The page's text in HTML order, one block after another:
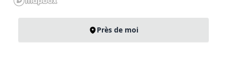
Près de moi